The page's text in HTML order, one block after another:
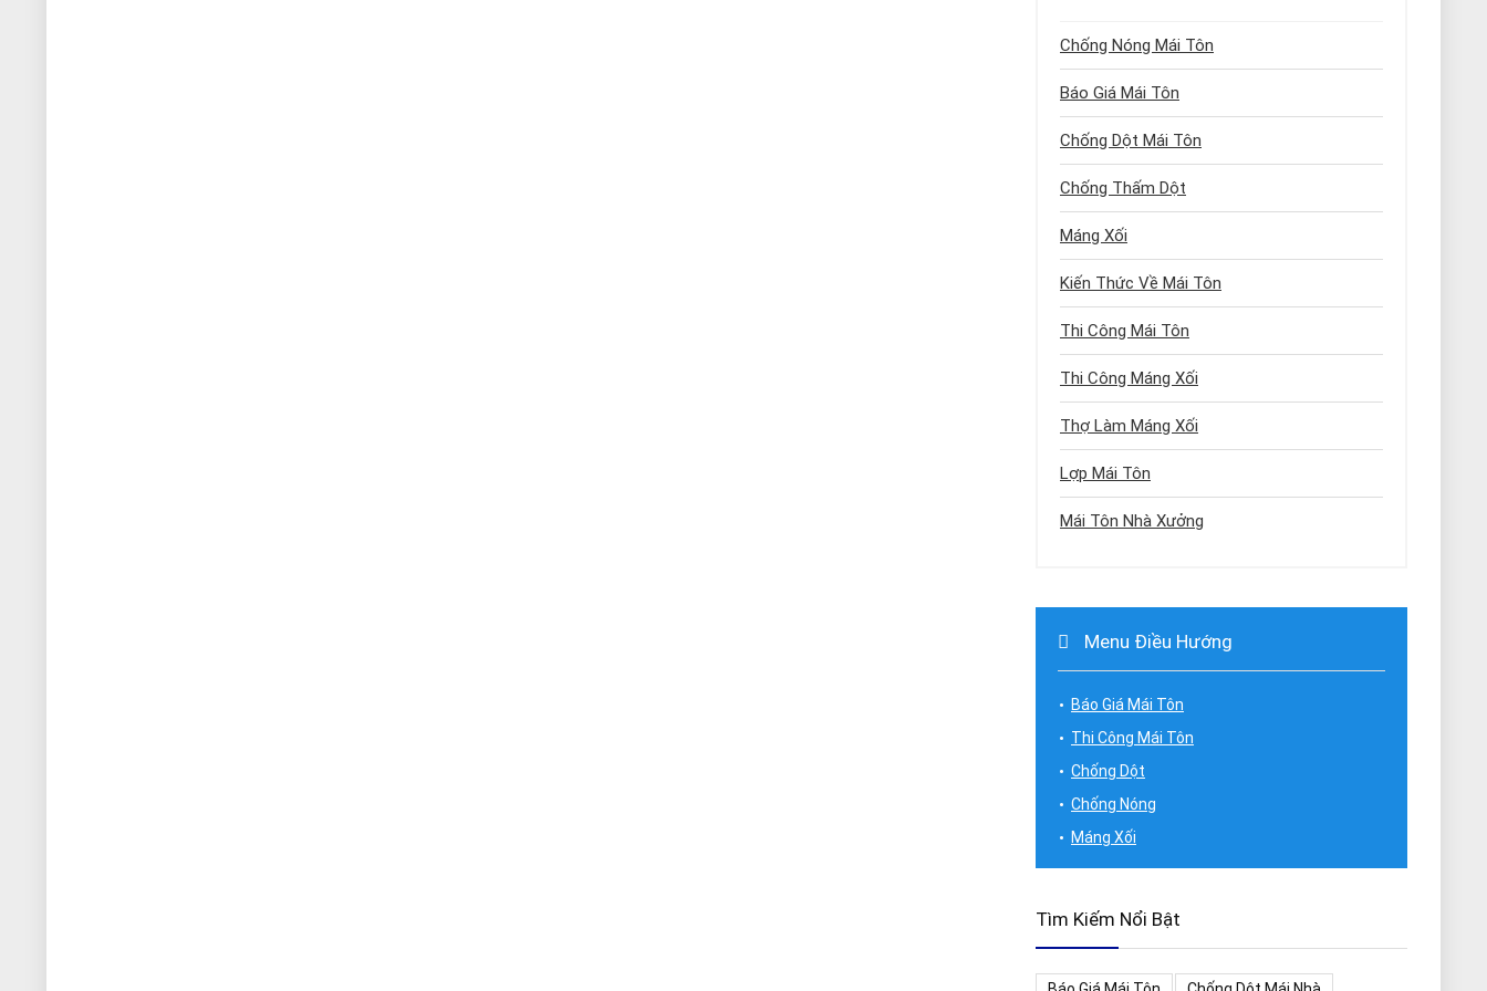
Chống Nóng Mái Tôn
Báo Giá Mái Tôn
Chống Dột Mái Tôn
Chống Thấm Dột
Máng Xối
Kiến Thức Về Mái Tôn
Thi Công Mái Tôn
Thi Công Máng Xối
Thợ Làm Máng Xối
Lợp Mái Tôn
Mái Tôn Nhà Xưởng
Menu Điều Hướng
Báo Giá Mái Tôn
Thi Công Mái Tôn
Chống Dột
Chống Nóng
Máng Xối
Tìm Kiếm Nổi Bật